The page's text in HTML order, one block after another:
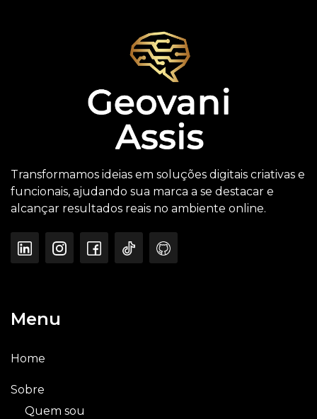
Transformamos ideias em soluções digitais criativas e
funcionais, ajudando sua marca a se destacar e
alcançar resultados reais no ambiente online.
Menu
Home
Sobre
Quem sou